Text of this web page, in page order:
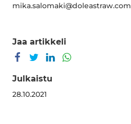
mika.salomaki@doleastraw.com
Jaa artikkeli
Jaa Facebookissa
Jaa TwitterissäJaa LinkedInissä
Julkaistu
28.10.2021